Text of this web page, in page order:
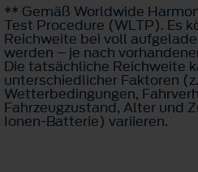
** Gemäß Worldwide
Test Procedure (WLTP). Es
Reichweite bei voll
werden – je nach
Die tatsächliche Reichweite
unterschiedlicher Faktoren
Wetterbedingungen,
Fahrzeugzustand, Alter und
Ionen-Batterie) variieren.